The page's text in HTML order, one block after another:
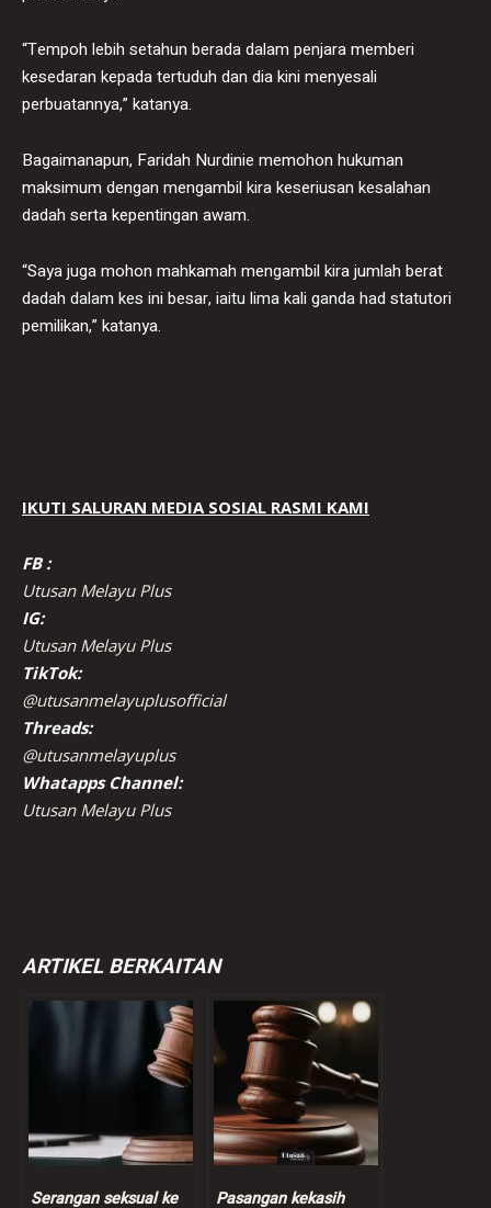
“Tempoh lebih setahun berada dalam penjara memberi
kesedaran kepada tertuduh dan dia kini menyesali
perbuatannya,” katanya.
Bagaimanapun, Faridah Nurdinie memohon hukuman
maksimum dengan mengambil kira keseriusan kesalahan
dadah serta kepentingan awam.
“Saya juga mohon mahkamah mengambil kira jumlah berat
dadah dalam kes ini besar, iaitu lima kali ganda had statutori
pemilikan,” katanya.
IKUTI SALURAN MEDIA SOSIAL RASMI KAMI
FB :
Utusan Melayu Plus
IG:
Utusan Melayu Plus
TikTok:
@utusanmelayuplusofficial
Threads:
@utusanmelayuplus
Whatapps Channel:
Utusan Melayu Plus
ARTIKEL BERKAITAN
Serangan seksual ke Pasangan kekasih